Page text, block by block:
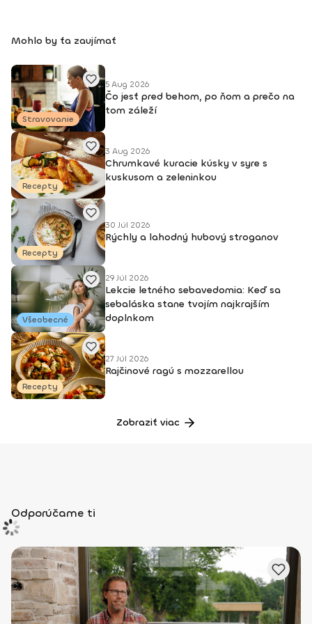
Mohlo by ťa zaujímať
Stravovanie
5 Aug 2026
Čo jesť pred behom, po ňom a prečo na
tom záleží
Recepty
3 Aug 2026
Chrumkavé kuracie kúsky v syre s
kuskusom a zeleninkou
Recepty
30 Júl 2026
Rýchly a lahodný hubový stroganov
Všeobecné
29 Júl 2026
Lekcie letného sebavedomia: Keď sa
sebaláska stane tvojím najkrajším
doplnkom
Recepty
27 Júl 2026
Rajčinové ragú s mozzarellou
Zobraziť viac
Odporúčame ti